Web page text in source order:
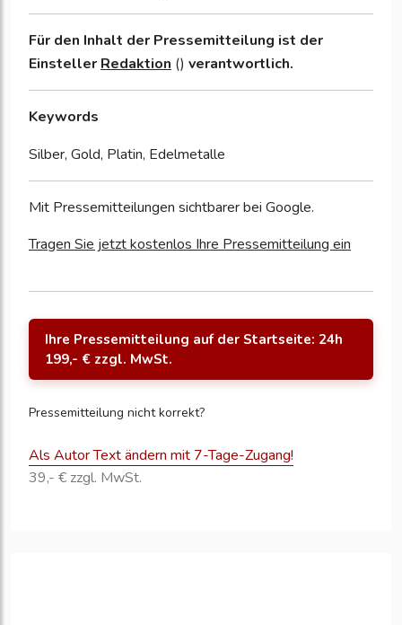
Für den Inhalt der Pressemitteilung ist der
Einsteller Redaktion () verantwortlich.
Keywords
Silber, Gold, Platin, Edelmetalle
Mit Pressemitteilungen sichtbarer bei Google.
Tragen Sie jetzt kostenlos Ihre Pressemitteilung ein
Ihre Pressemitteilung auf der Startseite: 24h
199,- € zzgl. MwSt.
Pressemitteilung nicht korrekt?
Als Autor Text ändern mit 7-Tage-Zugang!
39,- € zzgl. MwSt.